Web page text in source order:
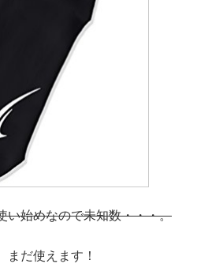
い始めなので未知数・・・。
まだ使えます！